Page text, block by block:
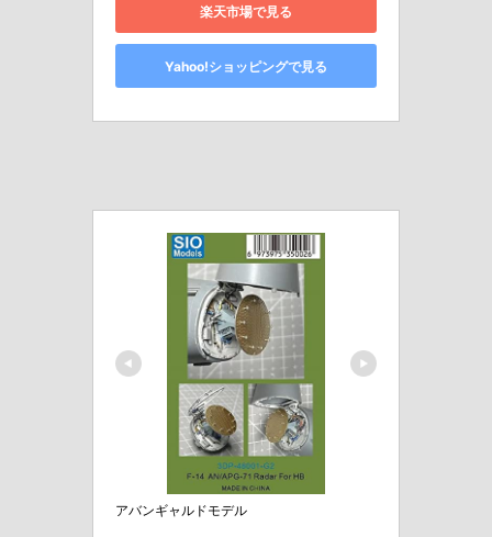
楽天市場で見る
Yahoo!ショッピングで見る
アバンギャルドモデル